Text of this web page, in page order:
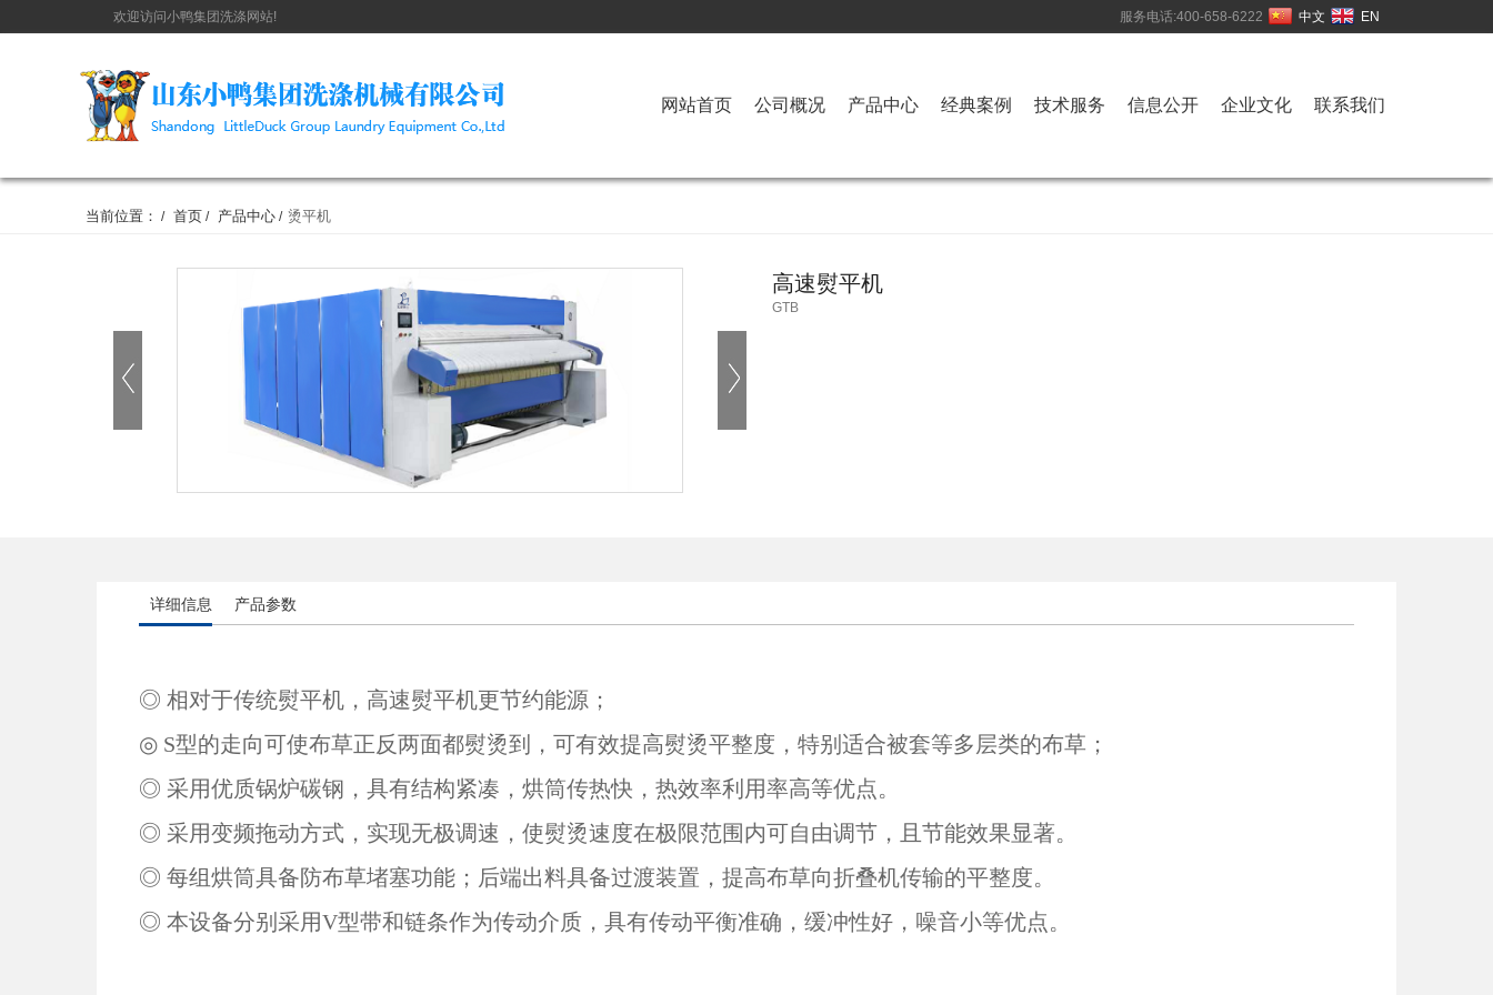
欢迎访问小鸭集团洗涤网站! 中文 EN
服务电话:400-658-6222
网站首页 公司概况 产品中心 经典案例 技术服务 信息公开 企业文化 联系我们
当前位置： / 首页 / 产品中心 / 烫平机
高速熨平机
GTB
详细信息 产品参数
◎ 相对于传统熨平机，高速熨平机更节约能源；
◎ S型的走向可使布草正反两面都熨烫到，可有效提高熨烫平整度，特别适合被套等多层类的布草；
◎ 采用优质锅炉碳钢，具有结构紧凑，烘筒传热快，热效率利用率高等优点。
◎ 采用变频拖动方式，实现无极调速，使熨烫速度在极限范围内可自由调节，且节能效果显著。
◎ 每组烘筒具备防布草堵塞功能；后端出料具备过渡装置，提高布草向折叠机传输的平整度。
◎ 本设备分别采用V型带和链条作为传动介质，具有传动平衡准确，缓冲性好，噪音小等优点。